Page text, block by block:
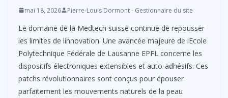
mai 18, 2026 Pierre-Louis Dormont - Gestionnaire du site
Le domaine de la Medtech suisse continue de repousser
les limites de linnovation. Une avancée majeure de lEcole
Polytechnique Fédérale de Lausanne EPFL concerne les
dispositifs électroniques extensibles et auto-adhésifs. Ces
patchs révolutionnaires sont conçus pour épouser
parfaitement les mouvements naturels de la peau